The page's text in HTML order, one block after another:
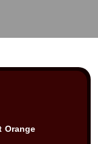
Orange